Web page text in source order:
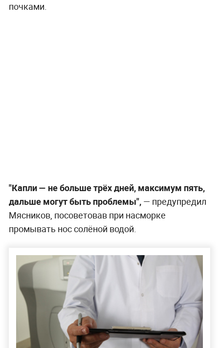
почками.
"Капли — не больше трёх дней, максимум пять,
дальше могут быть проблемы",— предупредил
Мясников, посоветовав при насморке
промывать нос солёной водой.